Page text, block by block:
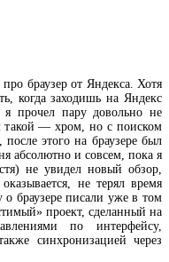
браузер от Яндекса. Хотя
когда заходишь на Яндекс
прочел пару довольно не
такой — хром, но с поиском
этого на браузере был
абсолютно и совсем, пока я
не увидел новый обзор,
не терял время
браузере писали уже в том
проект, сделанный на
по интерфейсу,
синхронизацией через